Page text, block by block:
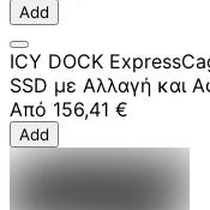
Add
ICY DOCK
SSD με Αλλαγή και
Από 156,41 €
Add